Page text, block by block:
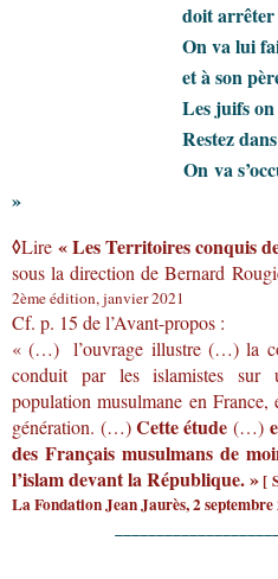
doit arrêter de
On va lui faire une
et à son père le
Les juifs on n’en
Restez dans vos
On va s’occuper de
»
◊Lire «Les Territoiresconquis
sous la direction de Bernard
2ème édition, janvier 2021
Cf. p. 15 de l’Avant-propos :
« (…) l’ouvrage illustre (…) la
conduit par les islamistes sur
population musulmane en
génération. (…)Cette étude (…)
des Français musulmans de
l’islamdevant la République. »[
La Fondation JeanJaurès, 2